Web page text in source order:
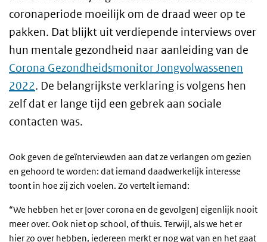
coronaperiode moeilijk om de draad weer op te
pakken. Dat blijkt uit verdiepende interviews over
hun mentale gezondheid naar aanleiding van de
Corona Gezondheidsmonitor Jongvolwassenen
2022. De belangrijkste verklaring is volgens hen
zelf dat er lange tijd een gebrek aan sociale
contacten was.
Ook geven de geïnterviewden aan dat ze verlangen om gezien
en gehoord te worden: dat iemand daadwerkelijk interesse
toont in hoe zij zich voelen. Zo vertelt iemand:
“We hebben het er [over corona en de gevolgen] eigenlijk nooit
meer over. Ook niet op school, of thuis. Terwijl, als we het er
hier zo over hebben, iedereen merkt er nog wat van en het gaat